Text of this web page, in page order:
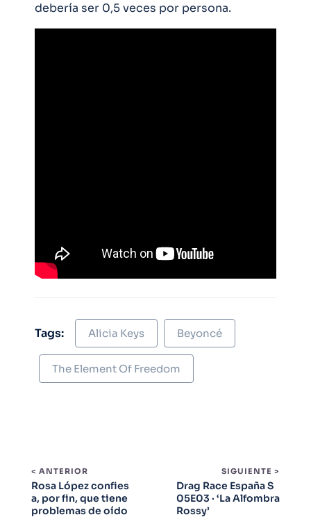
debería ser 0,5 veces por persona.
Tags: Alicia Keys Beyoncé
The Element Of Freedom
< ANTERIOR
Rosa López confies
a, por fin, que tiene
problemas de oído
SIGUIENTE >
Drag Race España S
05E03 · ‘La Alfombra
Rossy’